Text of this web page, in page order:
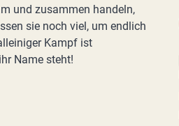
und zusammen handeln,
sie noch viel, um endlich
Kampf ist
Name steht!